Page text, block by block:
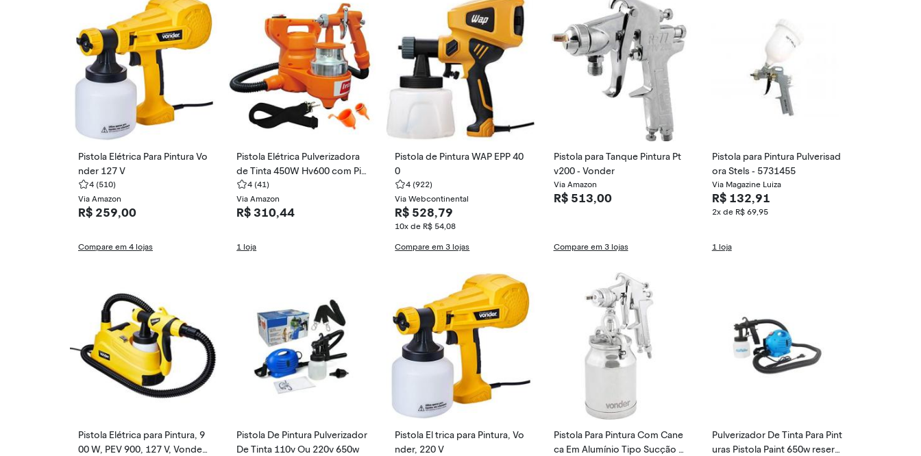
Pistola Elétrica Para Pintura Vo
nder 127 V
4 (510)
Via Amazon
R$ 259,00
Compare em 4 lojas
Pistola Elétrica Pulverizadora
de Tinta 450W Hv600 com Pis
tola de Alumínio Intech Machi
ne (220V)
4 (41)
Via Amazon
R$ 310,44
1 loja
Pistola de Pintura WAP EPP 40
0
4 (922)
Via Webcontinental
R$ 528,79
10x de R$ 54,08
Compare em 3 lojas
Pistola para Tanque Pintura Pt
v200 - Vonder
Via Amazon
R$ 513,00
Compare em 3 lojas
Pistola para Pintura Pulverisad
ora Stels - 5731455
Via Magazine Luiza
R$ 132,91
2x de R$ 69,95
1 loja
Pistola Elétrica para Pintura, 9
00 W, PEV 900, 127 V, Vonder
Pistola De Pintura Pulverizador
De Tinta 110v Ou 220v 650w
Pistola El trica para Pintura, Vo
nder, 220 V
Pistola Para Pintura Com Cane
ca Em Alumínio Tipo Sucção P
Pulverizador De Tinta Para Pint
uras Pistola Paint 650w reserv